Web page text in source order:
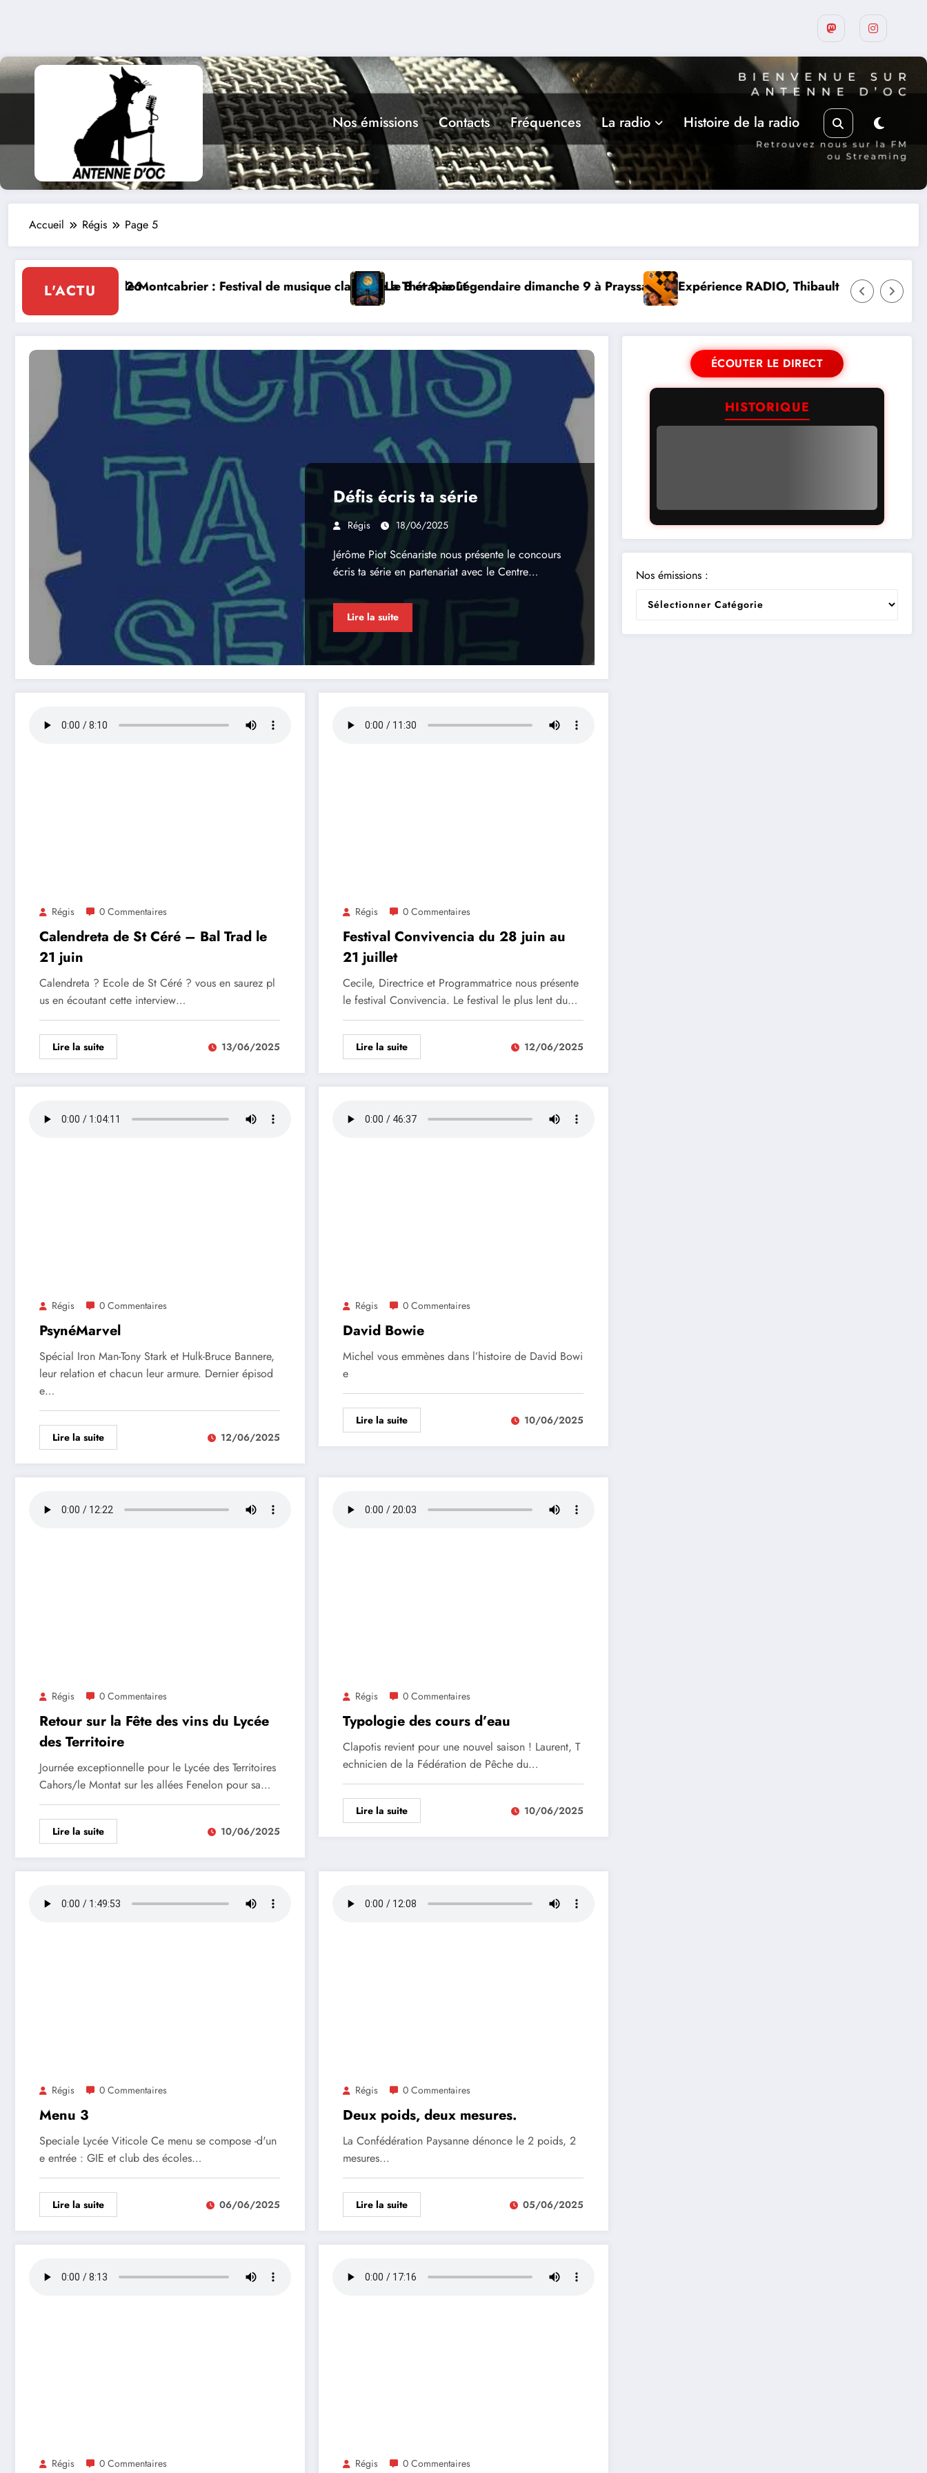
Nos émissions Contacts Fréquences La radio Histoire de la radio
Accueil Régis Page 5
L'ACTU
: Festival de musique classique le 8 et 9 aoûtLa Thérapie Légendaire dimanche 9 à Prayssac Expérience RADIO, Thibault et Lou-Anne d’OlmetoSuite de la
Défis écris ta série
Régis 18/06/2025
Jérôme Piot Scénariste nous présente le concours
écris ta série en partenariat avec le Centre…
Lire la suite
Régis 0 Commentaires
Calendreta de St Céré – Bal Trad le
21 juin
Calendreta ? Ecole de St Céré ? vous en saurez pl
us en écoutant cette interview…
Lire la suite 13/06/2025
Régis 0 Commentaires
Festival Convivencia du 28 juin au
21 juillet
Cecile, Directrice et Programmatrice nous présente
le festival Convivencia. Le festival le plus lent du…
Lire la suite 12/06/2025
Régis 0 Commentaires
PsynéMarvel
Spécial Iron Man-Tony Stark et Hulk-Bruce Bannere,
leur relation et chacun leur armure. Dernier épisod
e…
Lire la suite 12/06/2025
Régis 0 Commentaires
David Bowie
Michel vous emmènes dans l’histoire de David Bowi
e
Lire la suite 10/06/2025
Régis 0 Commentaires
Retour sur la Fête des vins du Lycée
des Territoire
Journée exceptionnelle pour le Lycée des Territoires
Cahors/le Montat sur les allées Fenelon pour sa…
Lire la suite 10/06/2025
Régis 0 Commentaires
Typologie des cours d’eau
Clapotis revient pour une nouvel saison ! Laurent, T
echnicien de la Fédération de Pêche du…
Lire la suite 10/06/2025
Régis 0 Commentaires
Menu 3
Speciale Lycée Viticole Ce menu se compose -d'un
e entrée : GIE et club des écoles…
Lire la suite 06/06/2025
Régis 0 Commentaires
Deux poids, deux mesures.
La Confédération Paysanne dénonce le 2 poids, 2
mesures...
Lire la suite 05/06/2025
Régis 0 Commentaires Régis 0 Commentaires
ÉCOUTER LE DIRECT
HISTORIQUE
Nos émissions :